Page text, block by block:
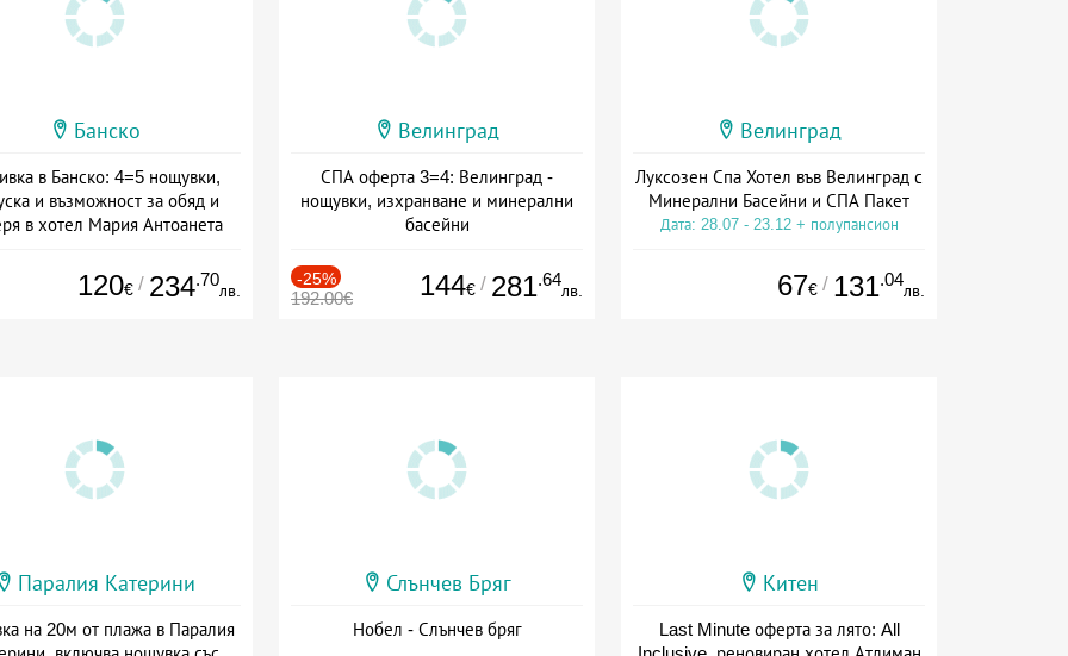
Банско
в Банско: 4=5 нощувки,
и възможност за обяд и
в хотел Мария Антоанета
120€ / 234.70
лв.
Велинград
СПА оферта 3=4: Велинград -
нощувки, изхранване и минерални
басейни
-25%
192.00€ 144€ / 281.64
лв.
Велинград
Луксозен Спа Хотел във Велинград с
Минерални Басейни и СПА Пакет
Дата: 28.07 - 23.12 + полупансион
67€ / 131.04
лв.
Паралия Катерини
на 20м от плажа в Паралия
Слънчев Бряг
Нобел - Слънчев бряг
Китен
Last Minute оферта за лято: All